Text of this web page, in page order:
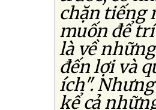
chặn tiếng
muốn để
là về
đến lợi và
ích".
kể cả